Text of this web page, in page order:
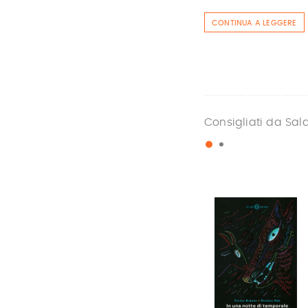
CONTINUA A LEGGERE
Consigliati da